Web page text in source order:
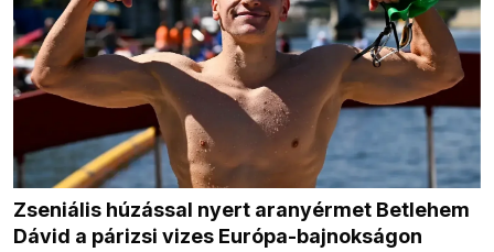
Zseniális húzással nyert aranyérmet Betlehem
Dávid a párizsi vizes Európa-bajnokságon